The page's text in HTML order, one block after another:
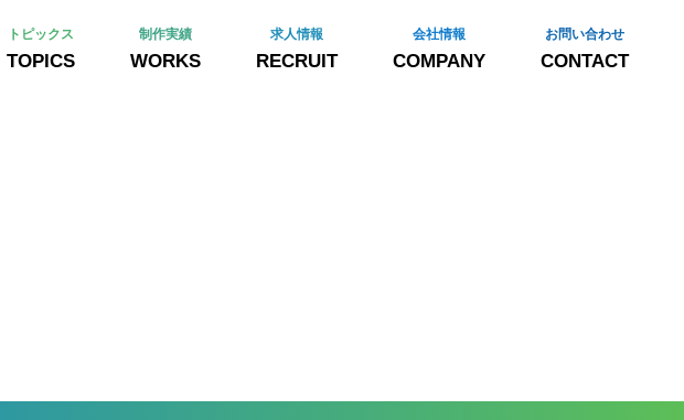
トピックス
TOPICS
制作実績
WORKS
求人情報
RECRUIT
会社情報
COMPANY
お問い合わせ
CONTACT